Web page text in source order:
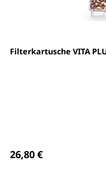
Filterkartusche VITA
26,80 €